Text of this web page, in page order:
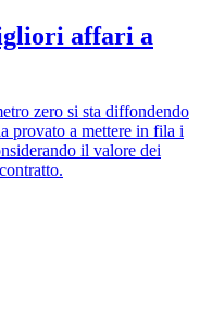
affari a
zero si sta diffondendo
provato a mettere in fila i
il valore dei